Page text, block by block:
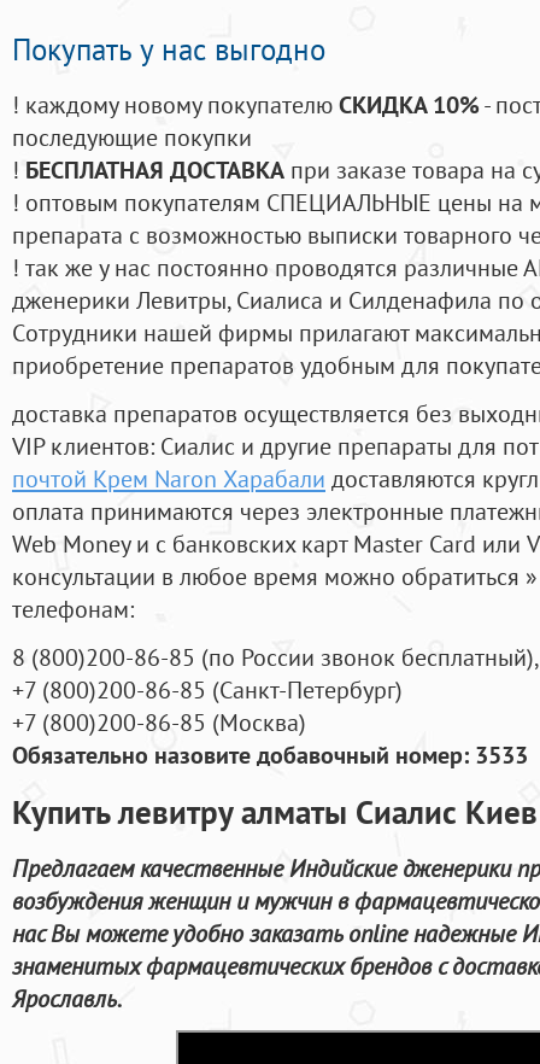
Покупать у нас выгодно
! каждому новому покупателюСКИДКА 10%-
последующие покупки
! БЕСПЛАТНАЯ ДОСТАВКА при заказе товара на
! оптовым покупателям СПЕЦИАЛЬНЫЕ цены на
препарата с возможностью выписки товарного
! так же у нас постоянно проводятся
дженерики Левитры, Сиалиса и Силденафила по
Cотрудники нашей фирмы прилагают
приобретение препаратов удобным для
доставка препаратов осуществляется без
VIP клиентов: Сиалис и другие препараты для
почтой Крем Naron Харабали доставляются
оплата принимаются через электронные
Web Money и с банковских карт Master Card или
консультации в любое время можно обратиться
телефонам:
8 (800)200-86-85 (по России звонок бесплатный),
+7 (800)200-86-85 (Санкт-Петербург)
+7 (800)200-86-85 (Москва)
Обязательно назовите добавочный номер: 3533
Купить левитру алматы Сиалис
Предлагаем качественные Индийские дженерики
возбуждения женщин и мужчин в
нас Вы можете удобно заказать online надежные
знаменитых фармацевтических брендов с
Ярославль.